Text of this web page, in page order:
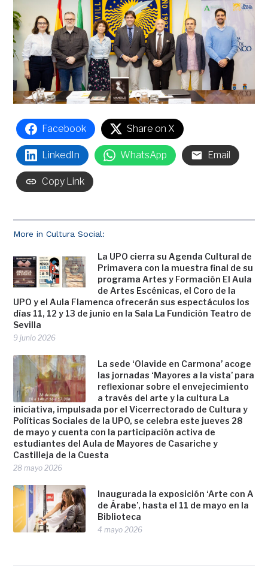
More in Cultura Social:
La UPO cierra su Agenda Cultural de
Primavera con la muestra final de su
programa Artes y Formación El Aula
de Artes Escénicas, el Coro de la
UPO y el Aula Flamenca ofrecerán sus espectáculos los
días 11, 12 y 13 de junio en la Sala La Fundición Teatro de
Sevilla
9 junio 2026
La sede ‘Olavide en Carmona’ acoge
las jornadas ‘Mayores a la vista’ para
reflexionar sobre el envejecimiento
a través del arte y la cultura La
iniciativa, impulsada por el Vicerrectorado de Cultura y
Políticas Sociales de la UPO, se celebra este jueves 28
de mayo y cuenta con la participación activa de
estudiantes del Aula de Mayores de Casariche y
Castilleja de la Cuesta
28 mayo 2026
Inaugurada la exposición ‘Arte con A
de Árabe’, hasta el 11 de mayo en la
Biblioteca
4 mayo 2026
Facebook Share on X
LinkedIn WhatsApp Email
Copy Link